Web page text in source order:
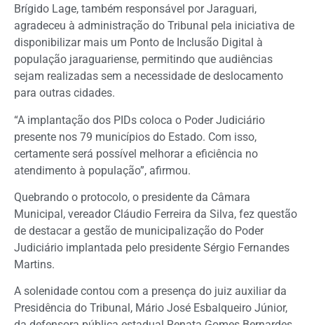
Brígido Lage, também responsável por Jaraguari,
agradeceu à administração do Tribunal pela iniciativa de
disponibilizar mais um Ponto de Inclusão Digital à
população jaraguariense, permitindo que audiências
sejam realizadas sem a necessidade de deslocamento
para outras cidades.
“A implantação dos PIDs coloca o Poder Judiciário
presente nos 79 municípios do Estado. Com isso,
certamente será possível melhorar a eficiência no
atendimento à população”, afirmou.
Quebrando o protocolo, o presidente da Câmara
Municipal, vereador Cláudio Ferreira da Silva, fez questão
de destacar a gestão de municipalização do Poder
Judiciário implantada pelo presidente Sérgio Fernandes
Martins.
A solenidade contou com a presença do juiz auxiliar da
Presidência do Tribunal, Mário José Esbalqueiro Júnior,